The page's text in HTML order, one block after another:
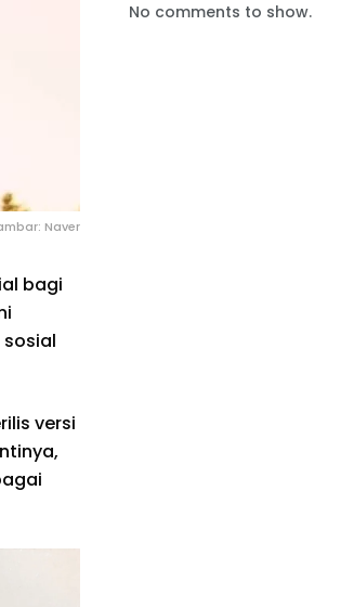
Naver
bagi
versi
No comments to show.